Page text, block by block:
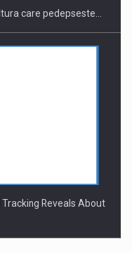
care pedepseste…
Tracking Reveals About